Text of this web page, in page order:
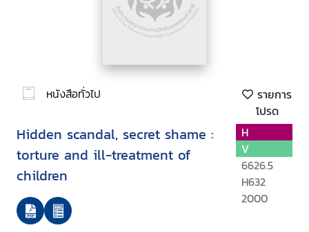
หนังสือทั่วไป
รายการ
โปรด
Hidden scandal, secret shame :
torture and ill-treatment of
children
H
V
6626.5
H632
2000